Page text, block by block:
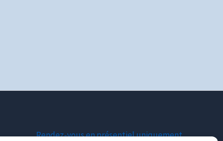
Rendez-vous en présentiel uniquement